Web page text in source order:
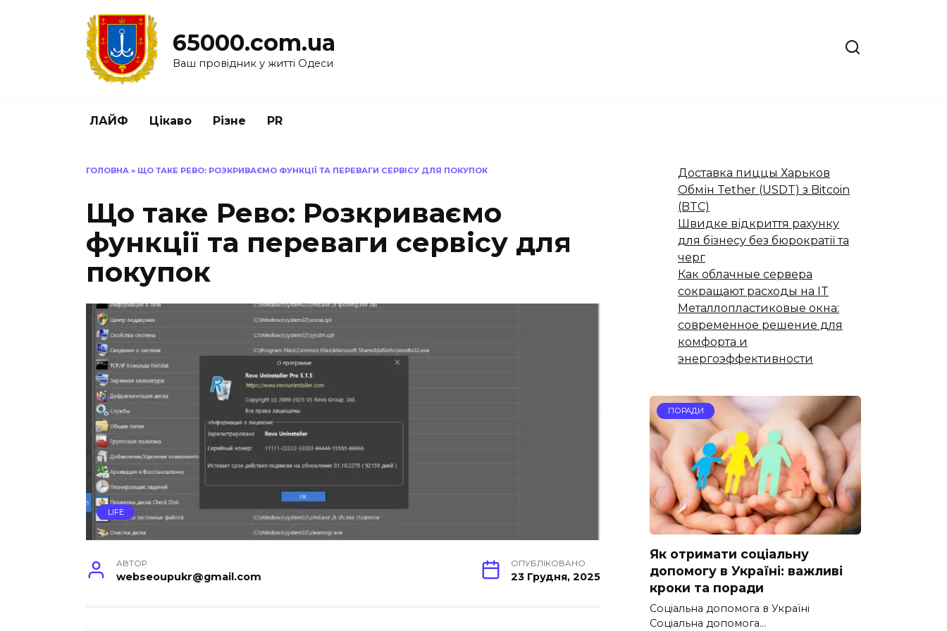
65000.com.ua
Ваш провідник у житті Одеси
ЛАЙФ Цікаво Різне PR
ГОЛОВНА » ЩО ТАКЕ РЕВО: РОЗКРИВАЄМО ФУНКЦІЇ ТА ПЕРЕВАГИ СЕРВІСУ ДЛЯ ПОКУПОК
Що таке Рево: Розкриваємо
функції та переваги сервісу для
покупок
LIFE
АВТОР
webseoupukr@gmail.com
ОПУБЛІКОВАНО
23 Грудня, 2025
Доставка пиццы Харьков
Обмін Tether (USDT) з Bitcoin
(BTC)
Швидке відкриття рахунку
для бізнесу без бюрократії та
черг
Как облачные сервера
сокращают расходы на IT
Металлопластиковые окна:
современное решение для
комфорта и
энергоэффективности
ПОРАДИ
Як отримати соціальну
допомогу в Україні: важливі
кроки та поради
Соціальна допомога в Україні
Соціальна допомога…